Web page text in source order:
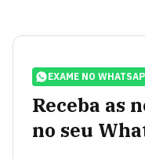
EXAME NO
Receba as
no seu